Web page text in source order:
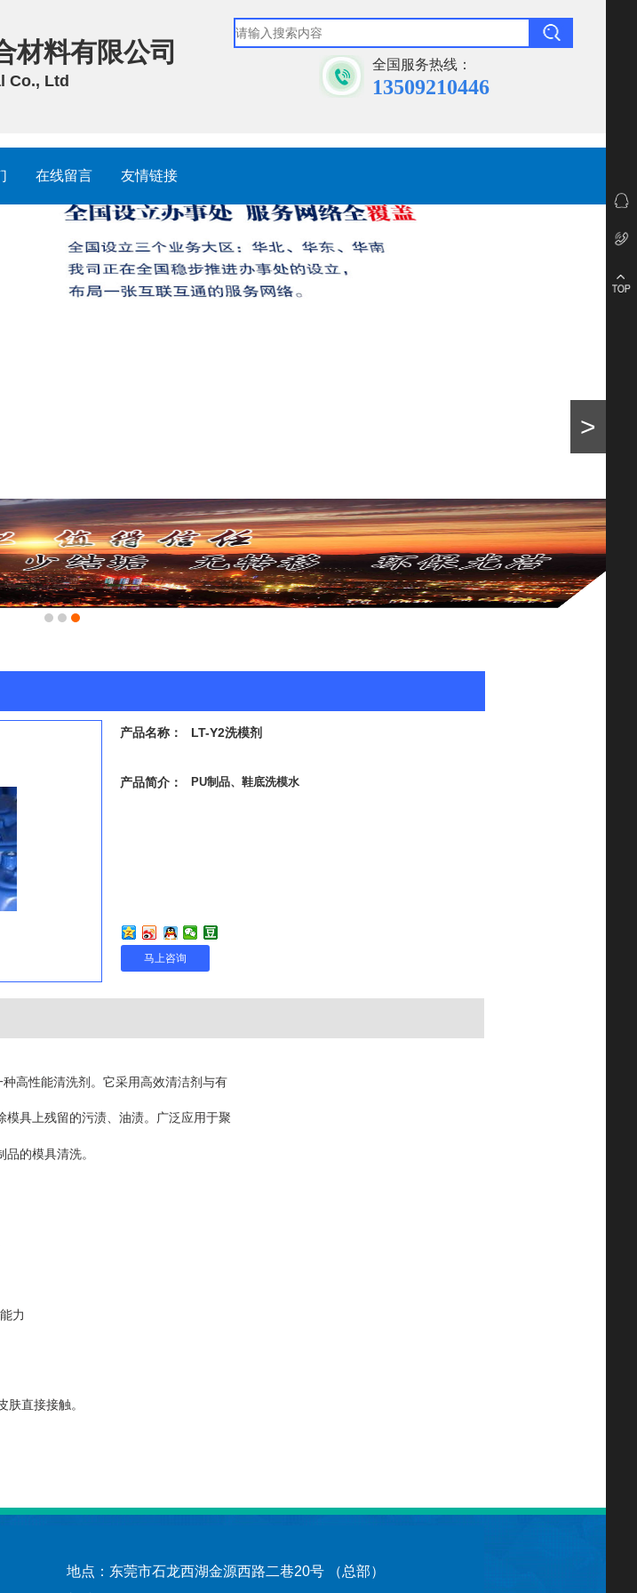
材料有限公司 全国服务热线：
13509210446
Co., Ltd
在线留言 友情链接
>
产品名称： LT-Y2洗模剂
产品简介： PU制品、鞋底洗模水
马上咨询
高性能清洗剂。它采用高效清洁剂与有
模具上残留的污渍、油渍。广泛应用于聚
的模具清洗。
力
直接接触。
地点：东莞市石龙西湖金源西路二巷20号 （总部）